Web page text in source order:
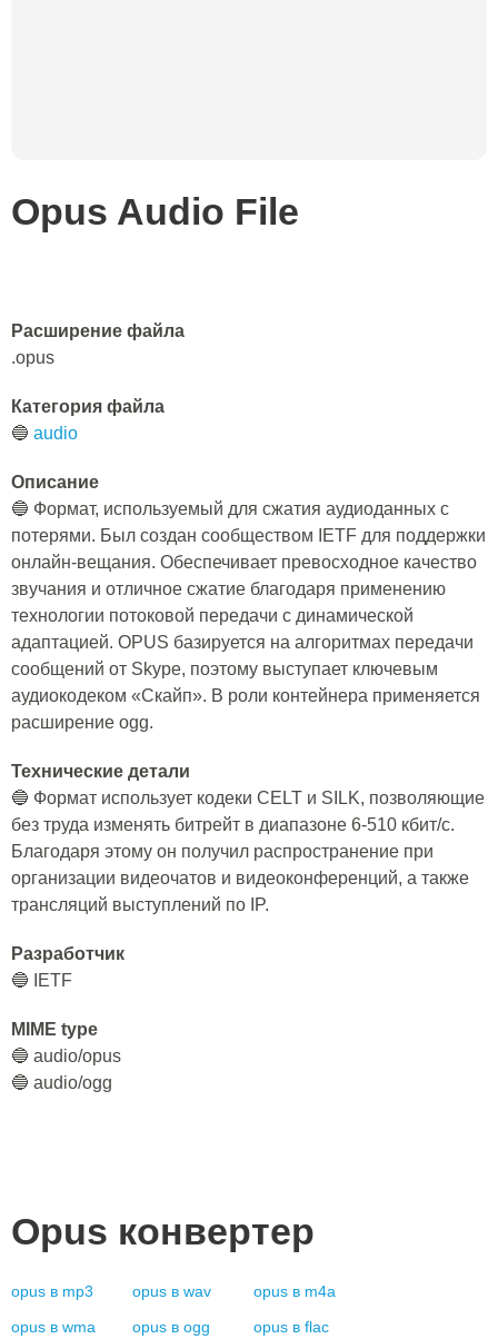
Opus Audio File
Расширение файла
.opus
Категория файла
🔵 audio
Описание
🔵 Формат, используемый для сжатия аудиоданных с
потерями. Был создан сообществом IETF для поддержки
онлайн-вещания. Обеспечивает превосходное качество
звучания и отличное сжатие благодаря применению
технологии потоковой передачи с динамической
адаптацией. OPUS базируется на алгоритмах передачи
сообщений от Skype, поэтому выступает ключевым
аудиокодеком «Скайп». В роли контейнера применяется
расширение ogg.
Технические детали
🔵 Формат использует кодеки CELT и SILK, позволяющие
без труда изменять битрейт в диапазоне 6-510 кбит/с.
Благодаря этому он получил распространение при
организации видеочатов и видеоконференций, а также
трансляций выступлений по IP.
Разработчик
🔵 IETF
MIME type
🔵 audio/opus
🔵 audio/ogg
Opus конвертер
opus в mp3 opus в wav opus в m4a
opus в wma opus в ogg opus в flac